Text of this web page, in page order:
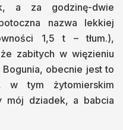
a za godzinę-dwie
nazwa lekkiej
1,5 t – tłum.),
zabitych w więzieniu
obecnie jest to
w tym żytomierskim
mój dziadek, a babcia